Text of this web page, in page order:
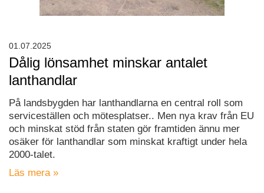
Dålig lönsamhet minskar antalet
lanthandlar
På landsbygden har lanthandlarna en central roll som
serviceställen och mötesplatser.. Men nya krav från EU
och minskat stöd från staten gör framtiden ännu mer
osäker för lanthandlar som minskat kraftigt under hela
2000-talet.
Läs mera »
01.07.2025